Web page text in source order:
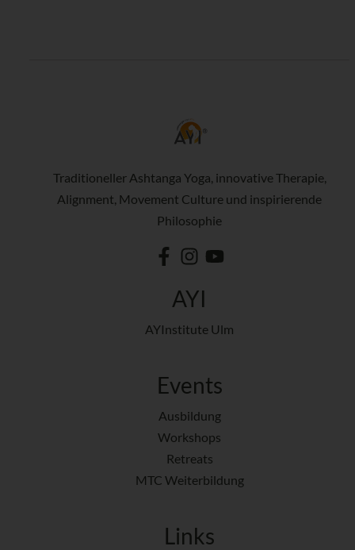
Traditioneller Ashtanga Yoga, innovative Therapie,
Alignment, Movement Culture und inspirierende
Philosophie
AYI
AYInstitute Ulm
Events
Ausbildung
Workshops
Retreats
MTC Weiterbildung
Links